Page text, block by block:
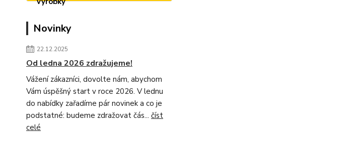
Novinky
22.12.2025
Od ledna 2026 zdražujeme!
Vážení zákazníci, dovolte nám, abychom
Vám úspěšný start v roce 2026. V lednu
do nabídky zařadíme pár novinek a co je
podstatné: budeme zdražovat čás... číst
celé